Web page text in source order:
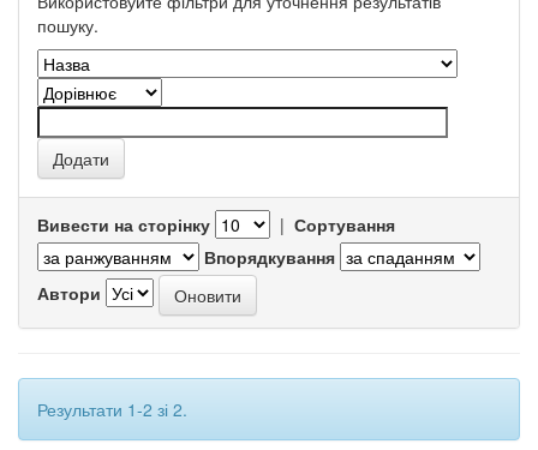
пошуку.
Вивести на сторінку | Сортування
Впорядкування
Автори
Результати 1-2 зі 2.